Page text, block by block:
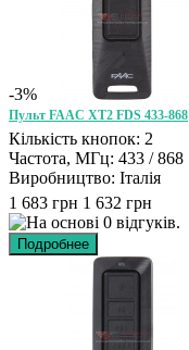
-3%
Пульт FAAC XT2 FDS 433-868
Кількість кнопок: 2
Частота, МГц: 433 / 868
Виробництво: Італія
1 683 грн 1 632 грн